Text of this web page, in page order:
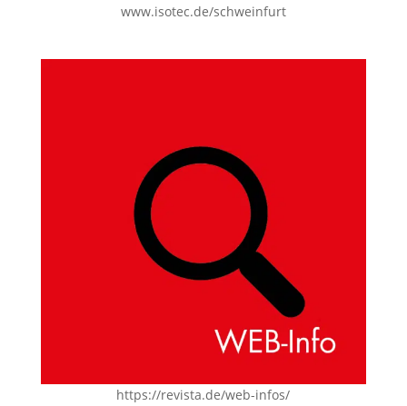
www.isotec.de/schweinfurt
https://revista.de/web-infos/